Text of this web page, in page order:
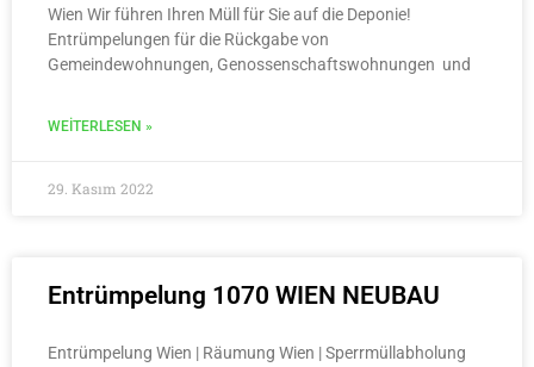
Wien Wir führen Ihren Müll für Sie auf die Deponie!
Entrümpelungen für die Rückgabe von
Gemeindewohnungen, Genossenschaftswohnungen und
WEITERLESEN »
29. Kasım 2022
Entrümpelung 1070 WIEN NEUBAU
Entrümpelung Wien | Räumung Wien | Sperrmüllabholung